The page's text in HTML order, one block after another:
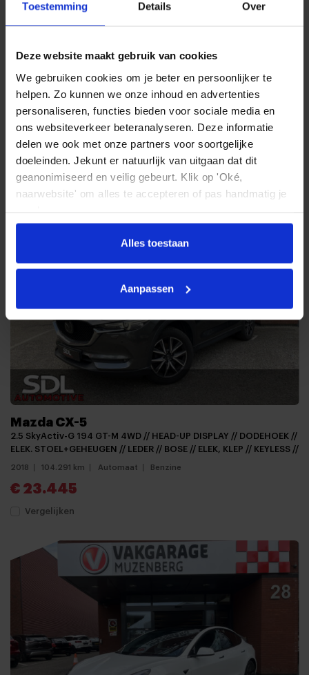
Toestemming Details Over
Deze website maakt gebruik van cookies
We gebruiken cookies om je beter en persoonlijker te
helpen. Zo kunnen we onze inhoud en advertenties
personaliseren, functies bieden voor sociale media en
ons websiteverkeer beteranalyseren. Deze informatie
delen we ook met onze partners voor soortgelijke
doeleinden. Jekunt er natuurlijk van uitgaan dat dit
geanonimiseerd en veilig gebeurt. Klik op 'Oké,
naarwebsite' om alles te accepteren of pas handmatig je
Alles toestaan
Aanpassen
Opel Grandland X
STOEL VERKOELING- VERWARMING // CAMERA // NAVI //
TREKHAAK! /
2021 78.115 km Automaat Benzine / Elektrisch
€ 20.945
Vergelijken
Mazda CX-5
2.5 SkyActiv-G 194 GT-M 4WD // HEAD-UP DISPLAY // DODEHOEK //
ELEK. STOEL+GEHEUGEN // LEDER // BOSE // ELEK, KLEP // KEYLESS //
2018 104.291 km Automaat Benzine
€ 23.445
Vergelijken